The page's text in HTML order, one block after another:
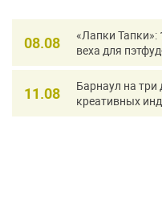
08.08
«Лапки Тапки»:
веха для
11.08
Барнаул на три
креативных